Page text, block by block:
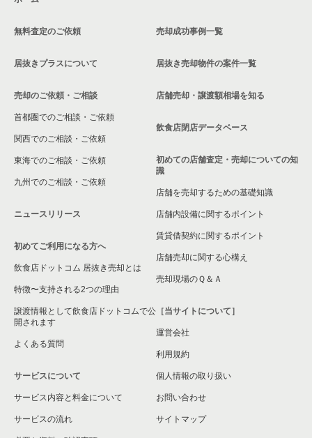
無料査定のご依頼
居抜きプラスについて
売却のご依頼・ご相談
首都圏でのご相談・ご依頼
関西でのご相談・ご依頼
東海でのご相談・ご依頼
九州でのご相談・ご依頼
ニュースリリース
初めてご利用になる方へ
飲食店ドットコム 居抜き売却とは
特徴〜支持される2つの理由
譲渡情報として飲食店ドットコムで公
開されます
よくある質問
サービスについて
サービス内容と料金について
サービスの流れ
売却成功事例一覧
居抜き売却物件の案件一覧
店舗売却・譲渡額相場を知る
飲食店閉店データベース
初めての店舗査定・売却についての知
識
店舗を売却するための基礎知識
店舗内設備に関するポイント
賃貸借契約に関するポイント
店舗売却に関する心構え
売却現場のＱ＆Ａ
［当サイトについて］
運営会社
利用規約
個人情報の取り扱い
お問い合わせ
サイトマップ